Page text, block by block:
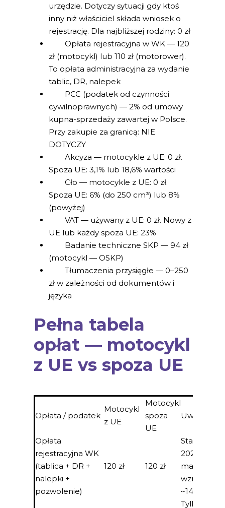
urzędzie. Dotyczy sytuacji gdy ktoś
inny niż właściciel składa wniosek o
rejestrację. Dla najbliższej rodziny: 0 zł
Opłata rejestracyjna w WK — 120
zł (motocykl) lub 110 zł (motorower).
To opłata administracyjna za wydanie
tablic, DR, nalepek
PCC (podatek od czynności
cywilnoprawnych) — 2% od umowy
kupna-sprzedaży zawartej w Polsce.
Przy zakupie za granicą: NIE
DOTYCZY
Akcyza — motocykle z UE: 0 zł.
Spoza UE: 3,1% lub 18,6% wartości
Cło — motocykle z UE: 0 zł.
Spoza UE: 6% (do 250 cm³) lub 8%
(powyżej)
VAT — używany z UE: 0 zł. Nowy z
UE lub każdy spoza UE: 23%
Badanie techniczne SKP — 94 zł
(motocykl — OSKP)
Tłumaczenia przysięgłe — 0–250
zł w zależności od dokumentów i
języka
Pełna tabela
opłat — motocykl
z UE vs spoza UE
Opłata / podatek
Motocykl
z UE
Motocykl
spoza
UE
Uwaga
Opłata
rejestracyjna WK
(tablica + DR +
nalepki +
pozwolenie)
120 zł 120 zł
Stawki z
2026; od II
marca
wzrosnąć
~140–150 zł
Tylko gdy